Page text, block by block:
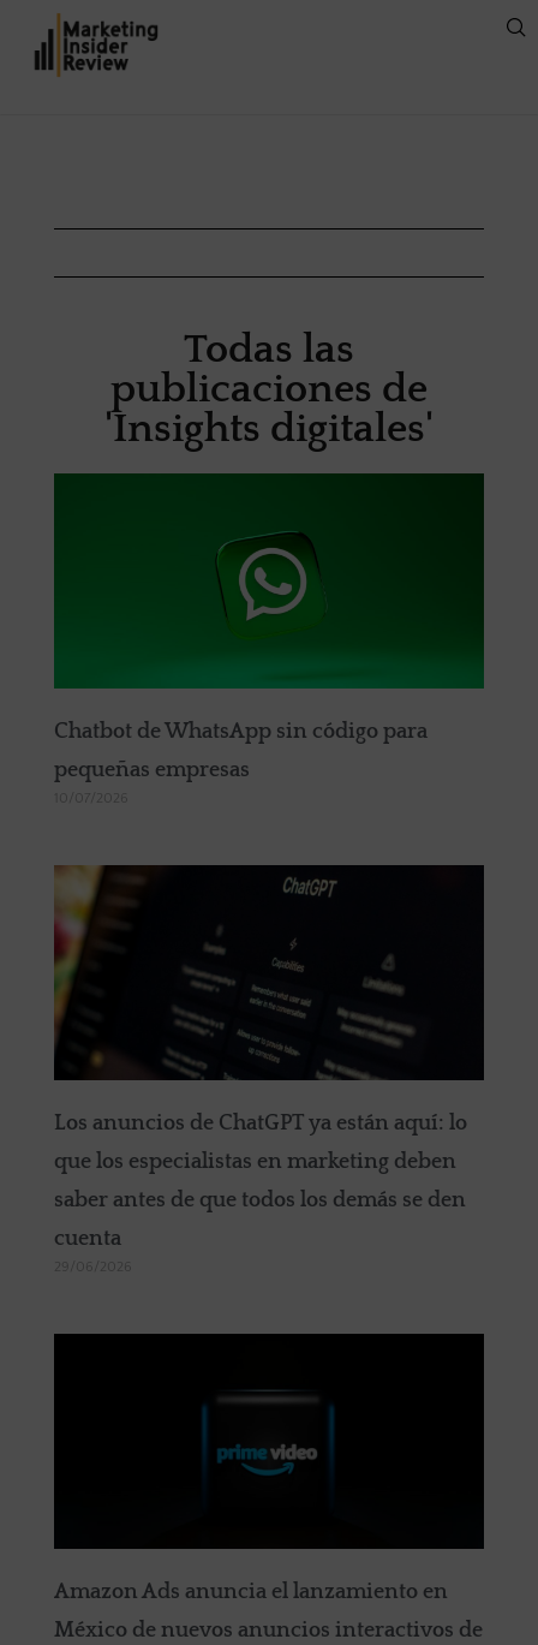
Todas las
publicaciones de
'Insights digitales'
Chatbot de WhatsApp sin código para
pequeñas empresas
10/07/2026
Los anuncios de ChatGPT ya están aquí: lo
que los especialistas en marketing deben
saber antes de que todos los demás se den
cuenta
Amazon Ads anuncia el lanzamiento en
México de nuevos anuncios interactivos de